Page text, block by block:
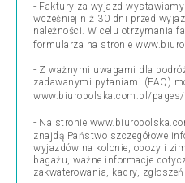
- Faktury za wyjazd
wcześniej niż 30 dni przed
należności. W celu otrzymania
formularza na stronie
- Z ważnymi uwagami dla
zadawanymi pytaniami (FAQ)
www.biuropolska.com.pl/
- Na stronie
znajdą Państwo szczegółowe
wyjazdów na kolonie, obozy i
bagażu, ważne informacje
zakwaterowania, kadry,